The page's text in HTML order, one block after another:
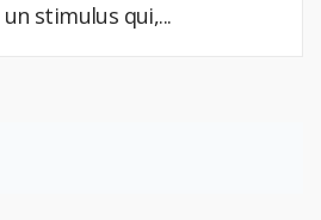
stimulus qui,...